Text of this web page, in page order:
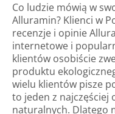
Co ludzie mówią w
Alluramin? Klienci w
recenzje i opinie
internetowe i
klientów osobiście
produktu
wielu klientów pisze
to jeden z
naturalnych. Dlatego